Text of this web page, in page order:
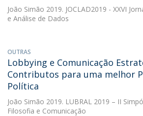
João Simão 2019. JOCLAD2019 - XXVI
e Análise de Dados
OUTRAS
Lobbying e Comunicação
Contributos para uma melhor
Política
João Simão 2019. LUBRAL 2019 – II
Filosofia e Comunicação